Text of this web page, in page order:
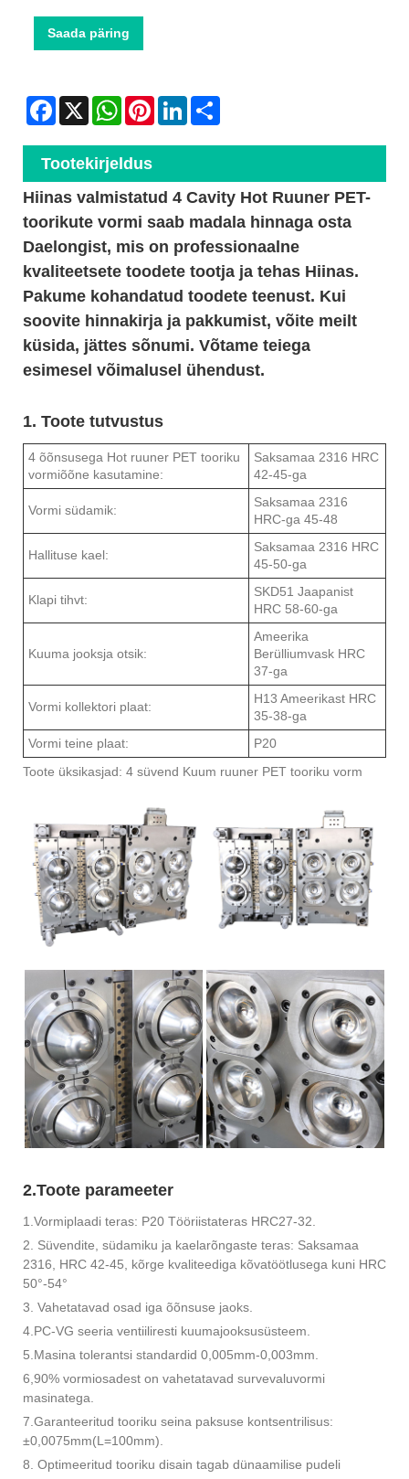
Saada päring
Facebook
X WhatsAppPinterestLinkedIn
Tootekirjeldus
Hiinas valmistatud 4 Cavity Hot Ruuner PET-
toorikute vormi saab madala hinnaga osta
Daelongist, mis on professionaalne
kvaliteetsete toodete tootja ja tehas Hiinas.
Pakume kohandatud toodete teenust. Kui
soovite hinnakirja ja pakkumist, võite meilt
küsida, jättes sõnumi. Võtame teiega
esimesel võimalusel ühendust.
1. Toote tutvustus
4 õõnsusega Hot ruuner PET tooriku
vormiõõne kasutamine:
Saksamaa 2316 HRC
42-45-ga
Vormi südamik:
Saksamaa 2316
HRC-ga 45-48
Hallituse kael:
Saksamaa 2316 HRC
45-50-ga
Klapi tihvt:
SKD51 Jaapanist
HRC 58-60-ga
Kuuma jooksja otsik:
Ameerika
Berülliumvask HRC
37-ga
Vormi kollektori plaat:
H13 Ameerikast HRC
35-38-ga
Vormi teine ​​plaat:
P20
Toote üksikasjad: 4 süvend Kuum ruuner PET tooriku vorm
2.Toote parameeter
1.Vormiplaadi teras: P20 Tööriistateras HRC27-32.
2. Süvendite, südamiku ja kaelarõngaste teras: Saksamaa
2316, HRC 42-45, kõrge kvaliteediga kõvatöötlusega kuni HRC
50°-54°
3. Vahetatavad osad iga õõnsuse jaoks.
4.PC-VG seeria ventiiliresti kuumajooksusüsteem.
5.Masina tolerantsi standardid 0,005mm-0,003mm.
6,90% vormiosadest on vahetatavad survevaluvormi
masinatega.
7.Garanteeritud tooriku seina paksuse kontsentrilisus:
±0,0075mm(L=100mm).
8. Optimeeritud tooriku disain tagab dünaamilise pudeli